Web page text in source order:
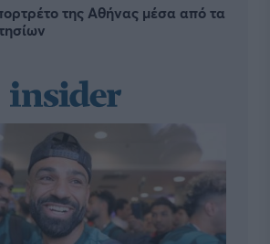
της Αθήνας μέσα από τα